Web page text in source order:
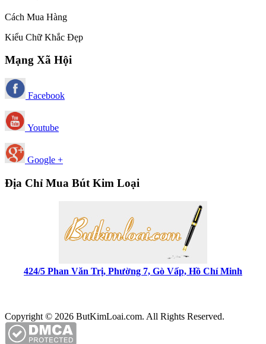
Cách Mua Hàng
Kiểu Chữ Khắc Đẹp
Mạng Xã Hội
Facebook
Youtube
Google +
Địa Chỉ Mua Bút Kim Loại
424/5 Phan Văn Trị, Phường 7, Gò Vấp, Hồ Chí Minh
Copyright © 2026 ButKimLoai.com. All Rights Reserved.